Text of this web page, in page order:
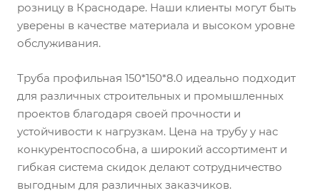
розницу в Краснодаре. Наши клиенты могут быть
уверены в качестве материала и высоком уровне
обслуживания.
Труба профильная 150*150*8.0 идеально подходит
для различных строительных и промышленных
проектов благодаря своей прочности и
устойчивости к нагрузкам. Цена на трубу у нас
конкурентоспособна, а широкий ассортимент и
гибкая система скидок делают сотрудничество
выгодным для различных заказчиков.